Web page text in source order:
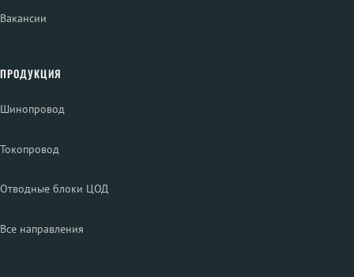
Вакансии
ПРОДУКЦИЯ
Шинопровод
Токопровод
Отводные блоки ЦОД
Все направления